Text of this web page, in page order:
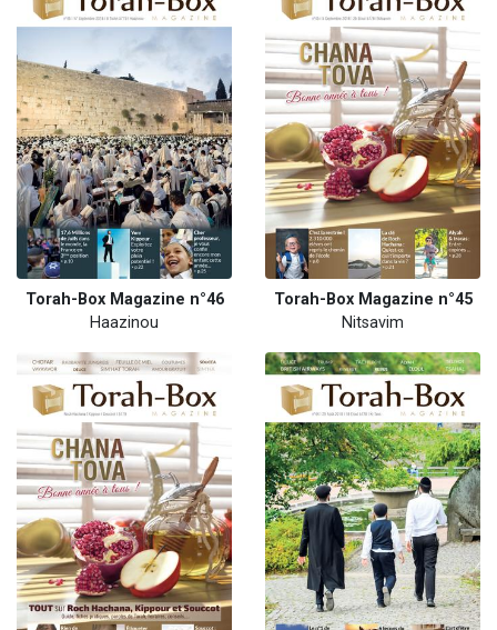
Torah-Box Magazine n°46
Haazinou
Torah-Box Magazine n°45
Nitsavim